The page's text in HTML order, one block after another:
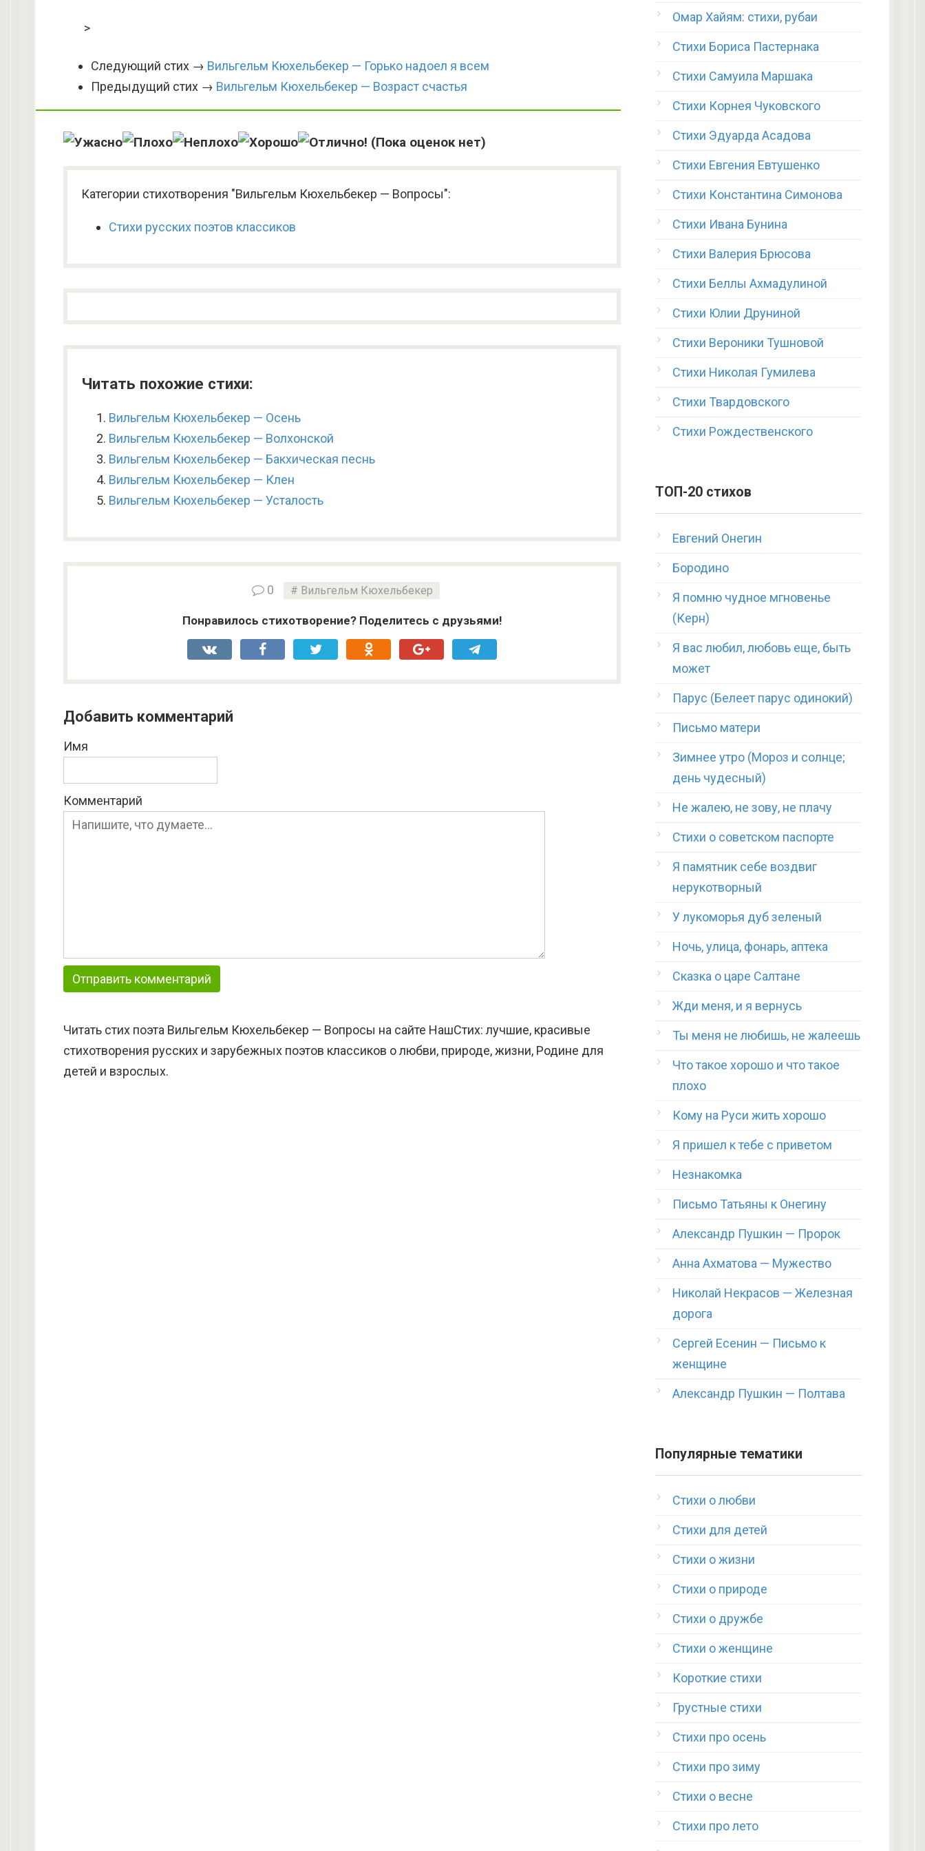
>
Следующий стих → Вильгельм Кюхельбекер — Горько надоел я всем
Предыдущий стих → Вильгельм Кюхельбекер — Возраст счастья
(Пока оценок нет)
Категории стихотворения "Вильгельм Кюхельбекер — Вопросы":
Стихи русских поэтов классиков
Читать похожие стихи:
Вильгельм Кюхельбекер — Осень
Вильгельм Кюхельбекер — Волхонской
Вильгельм Кюхельбекер — Бакхическая песнь
Вильгельм Кюхельбекер — Клен
Вильгельм Кюхельбекер — Усталость
0 Вильгельм Кюхельбекер
Понравилось стихотворение? Поделитесь с друзьями!
Добавить комментарий
Имя
Комментарий
Читать стих поэта Вильгельм Кюхельбекер — Вопросы на сайте НашСтих: лучшие, красивые
стихотворения русских и зарубежных поэтов классиков о любви, природе, жизни, Родине для
детей и взрослых.
Омар Хайям: стихи, рубаи
Стихи Бориса Пастернака
Стихи Самуила Маршака
Стихи Корнея Чуковского
Стихи Эдуарда Асадова
Стихи Евгения Евтушенко
Стихи Константина Симонова
Стихи Ивана Бунина
Стихи Валерия Брюсова
Стихи Беллы Ахмадулиной
Стихи Юлии Друниной
Стихи Вероники Тушновой
Стихи Николая Гумилева
Стихи Твардовского
Стихи Рождественского
ТОП-20 стихов
Евгений Онегин
Бородино
Я помню чудное мгновенье
(Керн)
Я вас любил, любовь еще, быть
может
Парус (Белеет парус одинокий)
Письмо матери
Зимнее утро (Мороз и солнце;
день чудесный)
Не жалею, не зову, не плачу
Стихи о советском паспорте
Я памятник себе воздвиг
нерукотворный
У лукоморья дуб зеленый
Ночь, улица, фонарь, аптека
Сказка о царе Салтане
Жди меня, и я вернусь
Ты меня не любишь, не жалеешь
Что такое хорошо и что такое
плохо
Кому на Руси жить хорошо
Я пришел к тебе с приветом
Незнакомка
Письмо Татьяны к Онегину
Александр Пушкин — Пророк
Анна Ахматова — Мужество
Николай Некрасов — Железная
дорога
Сергей Есенин — Письмо к
женщине
Александр Пушкин — Полтава
Популярные тематики
Стихи о любви
Стихи для детей
Стихи о жизни
Стихи о природе
Стихи о дружбе
Стихи о женщине
Короткие стихи
Грустные стихи
Стихи про осень
Стихи про зиму
Стихи о весне
Стихи про лето